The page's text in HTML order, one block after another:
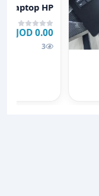
laptop HP
0.00 JOD
3